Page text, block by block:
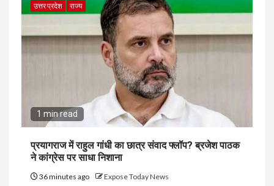
उत्तर प्रदेश राज्य
1 min read
प्रयागराज में राहुल गांधी का छात्र संवाद फ्लॉप? ब्रजेश पाठक
ने कांग्रेस पर साधा निशाना
36 minutes ago Expose Today News